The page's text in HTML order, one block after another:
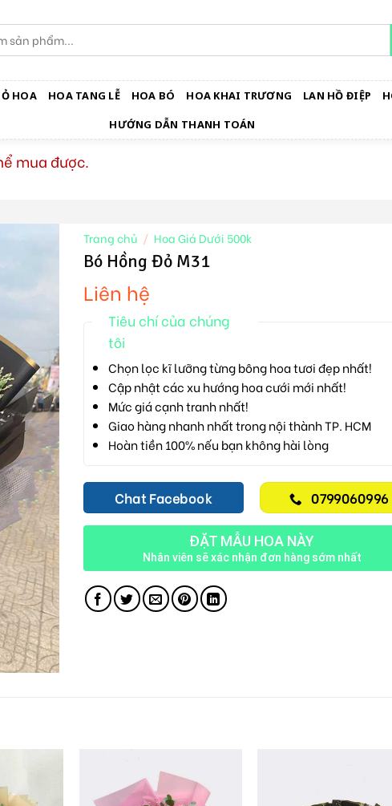
HOA HOA TANG LỄ HOA BÓ HOA KHAI TRƯƠNG LAN HỒ ĐIỆP
HƯỚNG DẪN THANH TOÁN
mua được.
Trang chủ / Hoa Giá Dưới 500k
Bó Hồng Đỏ M31
Liên hệ
Tiêu chí của chúng
tôi
Chọn lọc kĩ lưỡng từng bông hoa tươi đẹp nhất!
Cập nhật các xu hướng hoa cưới mới nhất!
Mức giá cạnh tranh nhất!
Giao hàng nhanh nhất trong nội thành TP. HCM
Hoàn tiền 100% nếu bạn không hài lòng
Chat Facebook 0799060996
ĐẶT MẪU HOA NÀY
Nhân viên sẽ xác nhận đơn hàng sớm nhất